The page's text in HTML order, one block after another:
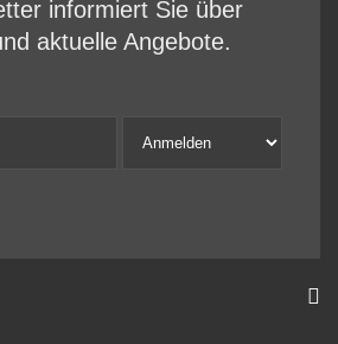
informiert Sie über
aktuelle Angebote.